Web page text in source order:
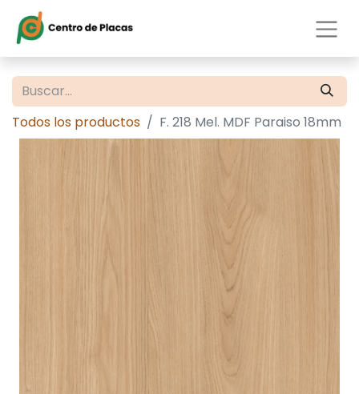
Todos los productos F. 218 Mel. MDF Paraiso 18mm